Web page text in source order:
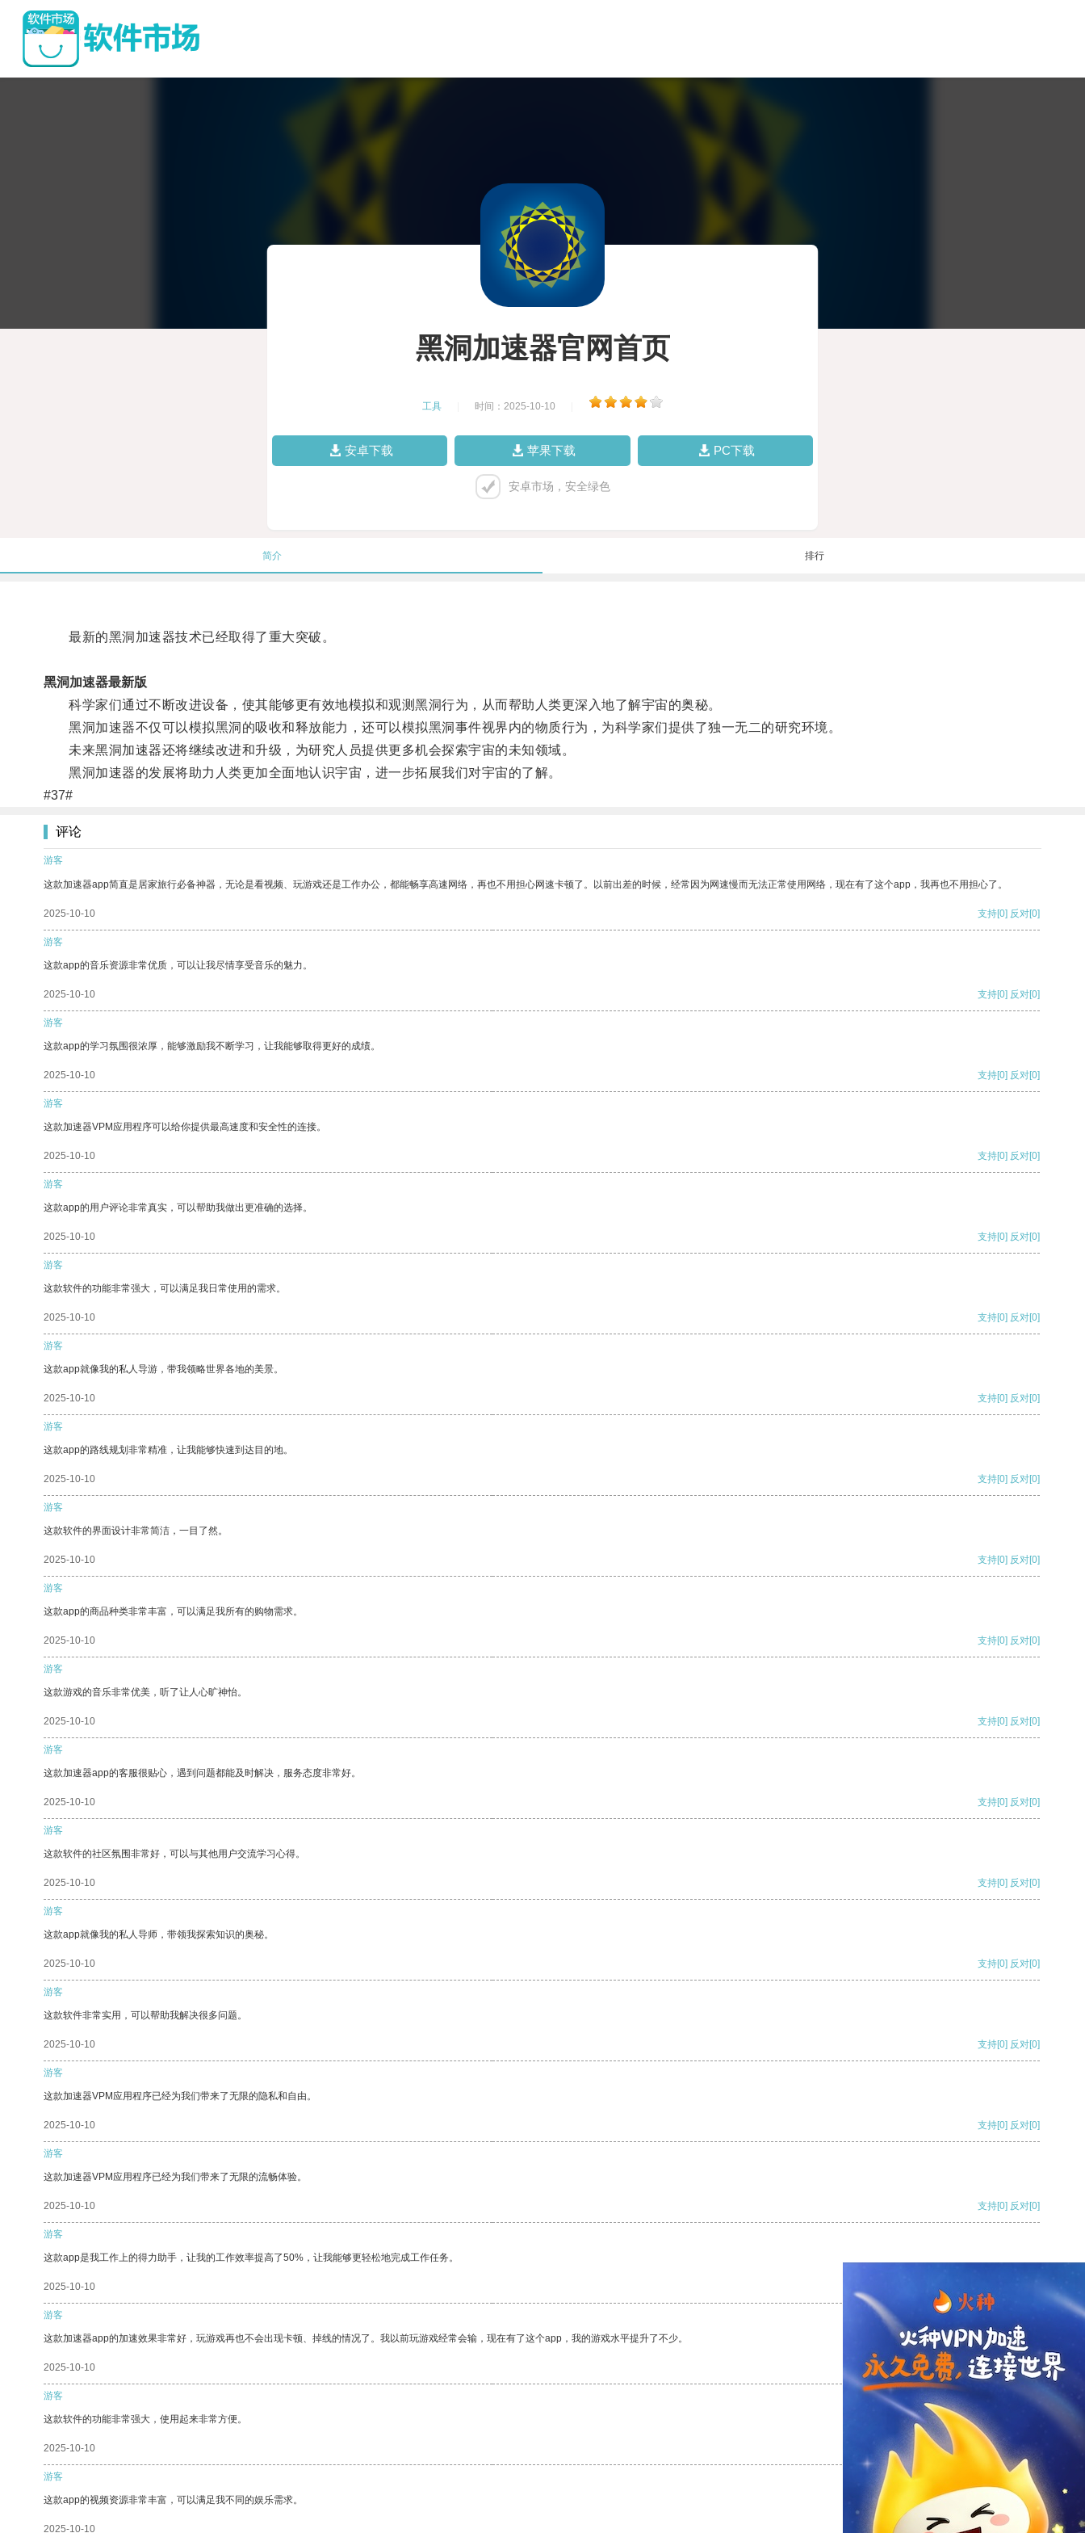
黑洞加速器官网首页
工具 时间：2025-10-10
安卓下载 苹果下载 PC下载
安卓市场，安全绿色
简介 排行
最新的黑洞加速器技术已经取得了重大突破。
黑洞加速器最新版
科学家们通过不断改进设备，使其能够更有效地模拟和观测黑洞行为，从而帮助人类更深入地了解宇宙的奥秘。
黑洞加速器不仅可以模拟黑洞的吸收和释放能力，还可以模拟黑洞事件视界内的物质行为，为科学家们提供了独一无二的研究环境。
未来黑洞加速器还将继续改进和升级，为研究人员提供更多机会探索宇宙的未知领域。
黑洞加速器的发展将助力人类更加全面地认识宇宙，进一步拓展我们对宇宙的了解。
#37#
评论
游客
这款加速器app简直是居家旅行必备神器，无论是看视频、玩游戏还是工作办公，都能畅享高速网络，再也不用担心网速卡顿了。以前出差的时候，经常因为网速慢而无法正常使用网络，现在有了这个app，我再也不用担心了。
2025-10-10 支持[0] 反对[0]
游客
这款app的音乐资源非常优质，可以让我尽情享受音乐的魅力。
2025-10-10 支持[0] 反对[0]
游客
这款app的学习氛围很浓厚，能够激励我不断学习，让我能够取得更好的成绩。
2025-10-10 支持[0] 反对[0]
游客
这款加速器VPM应用程序可以给你提供最高速度和安全性的连接。
2025-10-10 支持[0] 反对[0]
游客
这款app的用户评论非常真实，可以帮助我做出更准确的选择。
2025-10-10 支持[0] 反对[0]
游客
这款软件的功能非常强大，可以满足我日常使用的需求。
2025-10-10 支持[0] 反对[0]
游客
这款app就像我的私人导游，带我领略世界各地的美景。
2025-10-10 支持[0] 反对[0]
游客
这款app的路线规划非常精准，让我能够快速到达目的地。
2025-10-10 支持[0] 反对[0]
游客
这款软件的界面设计非常简洁，一目了然。
2025-10-10 支持[0] 反对[0]
游客
这款app的商品种类非常丰富，可以满足我所有的购物需求。
2025-10-10 支持[0] 反对[0]
游客
这款游戏的音乐非常优美，听了让人心旷神怡。
2025-10-10 支持[0] 反对[0]
游客
这款加速器app的客服很贴心，遇到问题都能及时解决，服务态度非常好。
2025-10-10 支持[0] 反对[0]
游客
这款软件的社区氛围非常好，可以与其他用户交流学习心得。
2025-10-10 支持[0] 反对[0]
游客
这款app就像我的私人导师，带领我探索知识的奥秘。
2025-10-10 支持[0] 反对[0]
游客
这款软件非常实用，可以帮助我解决很多问题。
2025-10-10 支持[0] 反对[0]
游客
这款加速器VPM应用程序已经为我们带来了无限的隐私和自由。
2025-10-10 支持[0] 反对[0]
游客
这款加速器VPM应用程序已经为我们带来了无限的流畅体验。
2025-10-10 支持[0] 反对[0]
游客
这款app是我工作上的得力助手，让我的工作效率提高了50%，让我能够更轻松地完成工作任务。
2025-10-10
游客
这款加速器app的加速效果非常好，玩游戏再也不会出现卡顿、掉线的情况了。我以前玩游戏经常会输，现在有了这个app，我的游戏水平提升了不少。
2025-10-10 支持 [0] 反对[0]
游客
这款软件的功能非常强大，使用起来非常方便。
2025-10-10 支持[0] 反对
游客
这款app的视频资源非常丰富，可以满足我不同的娱乐需求。
2025-10-10 支持[0] 反对[0]